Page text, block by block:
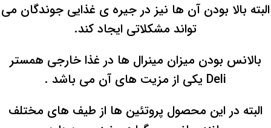
البته بالا بودن آن ها نیز در جیره ی غذایی جوندگان می
تواند مشکلاتی ایجاد کند.
بالانس بودن میزان مینرال ها در غذا خارجی همستر
Deli یکی از مزیت های آن می باشد .
البته در این محصول پروتئین ها از طیف های مختلف